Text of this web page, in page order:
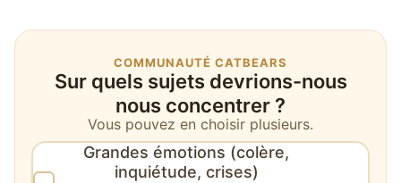
COMMUNAUTÉ CATBEARS
Sur quels sujets devrions-nous
nous concentrer ?
Vous pouvez en choisir plusieurs.
Grandes émotions (colère,
inquiétude, crises)